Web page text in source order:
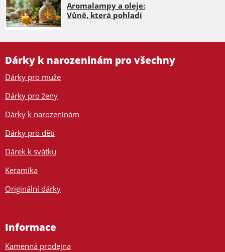
Aromalampy a oleje:
Vůně, která pohladí
Dárky k narozeninám pro všechny
Dárky pro muže
Dárky pro ženy
Dárky k narozeninám
Dárky pro děti
Dárek k svátku
Keramika
Originální dárky
Informace
Kamenná prodejna